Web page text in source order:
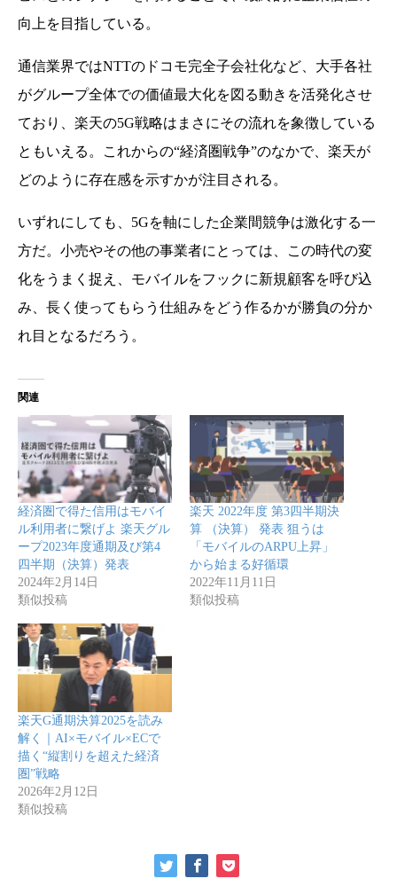
向上を目指している。
通信業界ではNTTのドコモ完全子会社化など、大手各社
がグループ全体での価値最大化を図る動きを活発化させ
ており、楽天の5G戦略はまさにその流れを象徴している
ともいえる。これからの“経済圏戦争”のなかで、楽天が
どのように存在感を示すかが注目される。
いずれにしても、5Gを軸にした企業間競争は激化する一
方だ。小売やその他の事業者にとっては、この時代の変
化をうまく捉え、モバイルをフックに新規顧客を呼び込
み、長く使ってもらう仕組みをどう作るかが勝負の分か
れ目となるだろう。
関連
経済圏で得た信用はモバイ
ル利用者に繋げよ 楽天グル
ープ2023年度通期及び第4
四半期（決算）発表
2024年2月14日
類似投稿
楽天 2022年度 第3四半期決
算 （決算） 発表 狙うは
「モバイルのARPU上昇」
から始まる好循環
2022年11月11日
類似投稿
楽天G通期決算2025を読み
解く｜AI×モバイル×ECで
描く“縦割りを超えた経済
圏”戦略
2026年2月12日
類似投稿